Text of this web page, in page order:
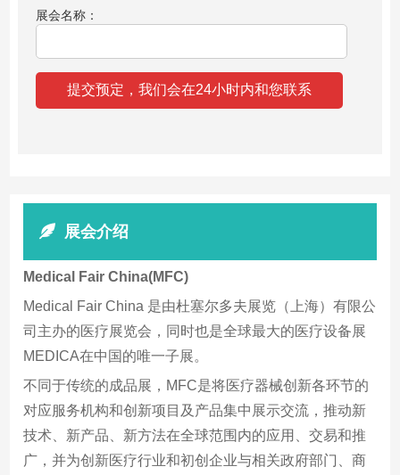
展会名称：
展会介绍
Medical Fair China(MFC)
Medical Fair China 是由杜塞尔多夫展览（上海）有限公
司主办的医疗展览会，同时也是全球最大的医疗设备展
MEDICA在中国的唯一子展。
不同于传统的成品展，MFC是将医疗器械创新各环节的
对应服务机构和创新项目及产品集中展示交流，推动新
技术、新产品、新方法在全球范围内的应用、交易和推
广，并为创新医疗行业和初创企业与相关政府部门、商